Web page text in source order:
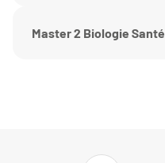
Master 2 Biologie Santé